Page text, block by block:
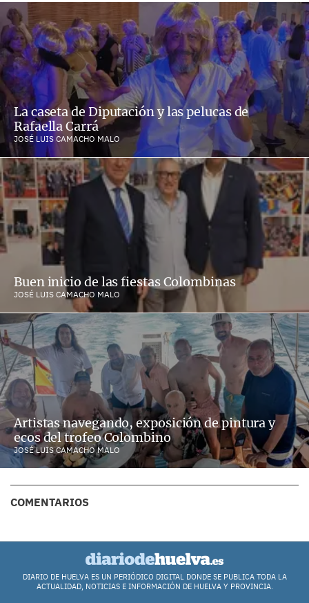
La caseta de Diputación y las pelucas de
Rafaella Carrá
JOSÉ LUIS CAMACHO MALO
Buen inicio de las fiestas Colombinas
JOSÉ LUIS CAMACHO MALO
Artistas navegando, exposición de pintura y
ecos del trofeo Colombino
JOSÉ LUIS CAMACHO MALO
COMENTARIOS
DIARIO DE HUELVA ES UN PERIÓDICO DIGITAL DONDE SE PUBLICA TODA LA
ACTUALIDAD, NOTICIAS E INFORMACIÓN DE HUELVA Y PROVINCIA.